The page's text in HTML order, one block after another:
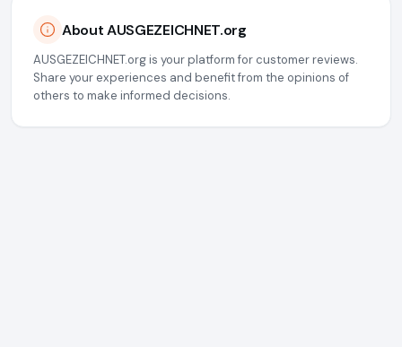
About AUSGEZEICHNET.org
AUSGEZEICHNET.org is your platform for customer reviews.
Share your experiences and benefit from the opinions of
others to make informed decisions.